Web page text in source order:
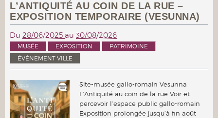
L’ANTIQUITÉ AU COIN DE LA RUE –
EXPOSITION TEMPORAIRE (VESUNNA)
Du 28/06/2025 au 30/08/2026
MUSÉE EXPOSITION
PATRIMOINE
ÉVÉNEMENT VILLE
Site-musée gallo-romain Vesunna
L’Antiquité au coin de la rue Voir et
percevoir l’espace public gallo-romain
Exposition prolongée jusqu’à fin août